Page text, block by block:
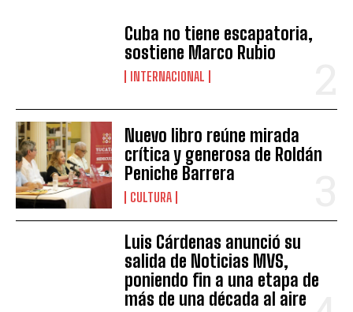
Cuba no tiene escapatoria,
sostiene Marco Rubio
INTERNACIONAL
Nuevo libro reúne mirada
crítica y generosa de Roldán
Peniche Barrera
CULTURA
Luis Cárdenas anunció su
salida de Noticias MVS,
poniendo fin a una etapa de
más de una década al aire